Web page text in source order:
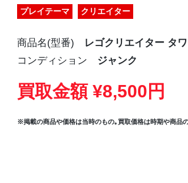
プレイテーマ クリエイター
商品名(型番)
レゴクリエイター タ
コンディション
ジャンク
買取金額 ¥8,500円
※掲載の商品や価格は当時のもの｡買取価格は時期や商品